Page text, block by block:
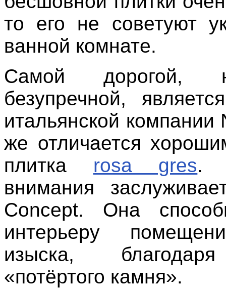
то его не советуют
ванной комнате.
Самой дорогой,
безупречной,
итальянской компании
же отличается
плитка rosa gres.
внимания
Concept. Она
интерьеру
изыска,
«потёртого камня».